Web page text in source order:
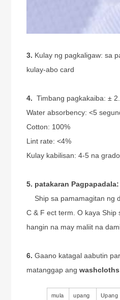
3. Kulay ng pagkaligaw: sa
kulay-abo card
4. Timbang pagkakaiba: ±
Water absorbency: <5
Cotton: 100%
Lint rate: <4%
Kulay kabilisan: 4-5 na grado
5. patakaran Pagpapadala:
Ship sa pamamagitan ng
C & F ect term. O kaya Ship
hangin na may maliit na
6. Gaano katagal aabutin
matanggap ang
mula upang Upang